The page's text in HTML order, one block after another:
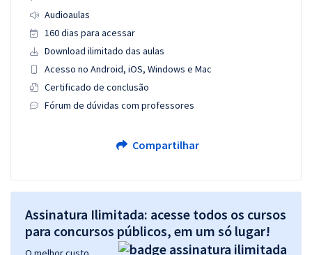
Audioaulas
160 dias para acessar
Download ilimitado das aulas
Acesso no Android, iOS, Windows e Mac
Certificado de conclusão
Fórum de dúvidas com professores
Compartilhar
Assinatura Ilimitada: acesse todos os cursos
para concursos públicos, em um só lugar!